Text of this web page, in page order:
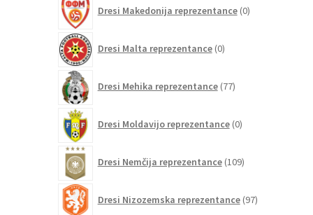
Dresi Makedonija reprezentance 0izdelkov
Dresi Malta reprezentance 0izdelkov
Dresi Mehika reprezentance 77izdelkov
Dresi Moldavijo reprezentance 0izdelkov
Dresi Nemčija reprezentance 109izdelkov
Dresi Nizozemska reprezentance 97izdelkov